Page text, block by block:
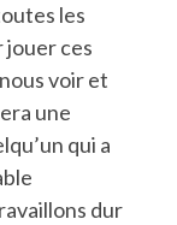
les
jouer ces
voir et
une
qui a
dur